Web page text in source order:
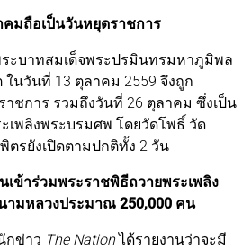
คมถือเป็นวันหยุดราชการ
ระบาทสมเด็จพระปรมินทรมหาภูมิพล
ในวันที่ 13 ตุลาคม 2559 จึงถูก
าชการ รวมถึงวันที่ 26 ตุลาคม ซึ่งเป็น
เพลิงพระบรมศพ โดยวัดโพธิ์ วัด
รยังเปิดตามปกติทั้ง 2 วัน
ข้าร่วมพระราชพิธีถวายพระเพลิง
มหลวงประมาณ 250,000 คน
กข่าว The Nationได้รายงานว่าจะมี